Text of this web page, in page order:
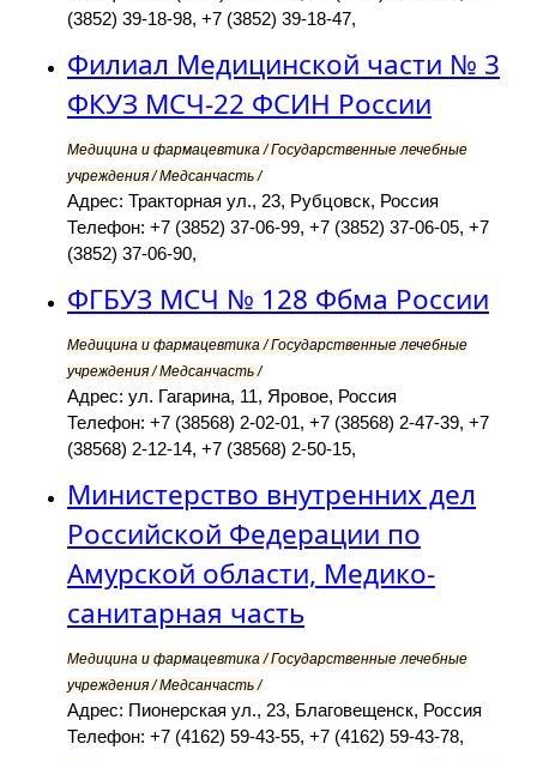
(3852) 39-18-98, +7 (3852) 39-18-47,
Филиал Медицинской части № 3
ФКУЗ МСЧ-22 ФСИН России
Медицина и фармацевтика / Государственные лечебные
учреждения / Медсанчасть /
Адрес: Тракторная ул., 23, Рубцовск, Россия
Телефон: +7 (3852) 37-06-99, +7 (3852) 37-06-05, +7
(3852) 37-06-90,
ФГБУЗ МСЧ № 128 Фбма России
Медицина и фармацевтика / Государственные лечебные
учреждения / Медсанчасть /
Адрес: ул. Гагарина, 11, Яровое, Россия
Телефон: +7 (38568) 2-02-01, +7 (38568) 2-47-39, +7
(38568) 2-12-14, +7 (38568) 2-50-15,
Министерство внутренних дел
Российской Федерации по
Амурской области, Медико-
санитарная часть
Медицина и фармацевтика / Государственные лечебные
учреждения / Медсанчасть /
Адрес: Пионерская ул., 23, Благовещенск, Россия
Телефон: +7 (4162) 59-43-55, +7 (4162) 59-43-78,